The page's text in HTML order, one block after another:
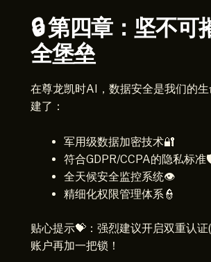
🔒 第四章：坚不可
全堡垒
在尊龙凯时AI，数据安全是我们的
建了：
军用级数据加密技术🔐
符合GDPR/CCPA的隐私标
全天候安全监控系统👁️
精细化权限管理体系👮
贴心提示💝：强烈建议开启双重认证
账户再加一把锁！